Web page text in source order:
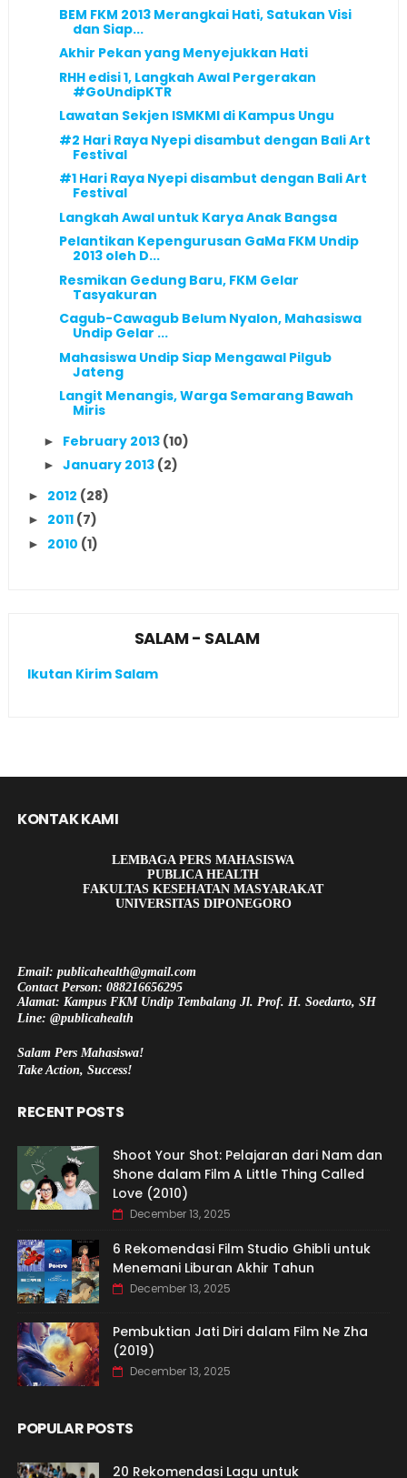
BEM FKM 2013 Merangkai Hati, Satukan Visi
dan Siap...
Akhir Pekan yang Menyejukkan Hati
RHH edisi 1, Langkah Awal Pergerakan
#GoUndipKTR
Lawatan Sekjen ISMKMI di Kampus Ungu
#2 Hari Raya Nyepi disambut dengan Bali Art
Festival
#1 Hari Raya Nyepi disambut dengan Bali Art
Festival
Langkah Awal untuk Karya Anak Bangsa
Pelantikan Kepengurusan GaMa FKM Undip
2013 oleh D...
Resmikan Gedung Baru, FKM Gelar
Tasyakuran
Cagub-Cawagub Belum Nyalon, Mahasiswa
Undip Gelar ...
Mahasiswa Undip Siap Mengawal Pilgub
Jateng
Langit Menangis, Warga Semarang Bawah
Miris
► February 2013 (10)
► January 2013 (2)
► 2012 (28)
► 2011 (7)
► 2010 (1)
SALAM - SALAM
Ikutan Kirim Salam
KONTAK KAMI
LEMBAGA PERS MAHASISWA
PUBLICA HEALTH
FAKULTAS KESEHATAN MASYARAKAT
UNIVERSITAS DIPONEGORO
Email: publicahealth@gmail.com
Contact Person: 088216656295
Alamat: Kampus FKM Undip Tembalang Jl. Prof. H. Soedarto, SH
Line: @publicahealth
Salam Pers Mahasiswa!
Take Action, Success!
RECENT POSTS
Shoot Your Shot: Pelajaran dari Nam dan
Shone dalam Film A Little Thing Called
Love (2010)
December 13, 2025
6 Rekomendasi Film Studio Ghibli untuk
Menemani Liburan Akhir Tahun
December 13, 2025
Pembuktian Jati Diri dalam Film Ne Zha
(2019)
December 13, 2025
POPULAR POSTS
20 Rekomendasi Lagu untuk